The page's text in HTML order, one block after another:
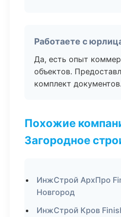
Работаете с
Да, есть опыт
объектов.
комплект документов.
Похожие
Загородное
ИнжСтрой АрхПро
Новгород
ИнжСтрой Кров